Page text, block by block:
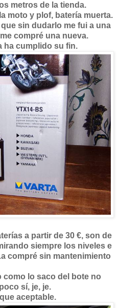
metros de la tienda.
moto y plof, batería muerta.
sin dudarlo me fui a una
compré una nueva.
ha cumplido su fin.
a partir de 30 €, son de
siempre los niveles e
compré sin mantenimiento
como lo saco del bote no
sí, je, je.
aceptable.